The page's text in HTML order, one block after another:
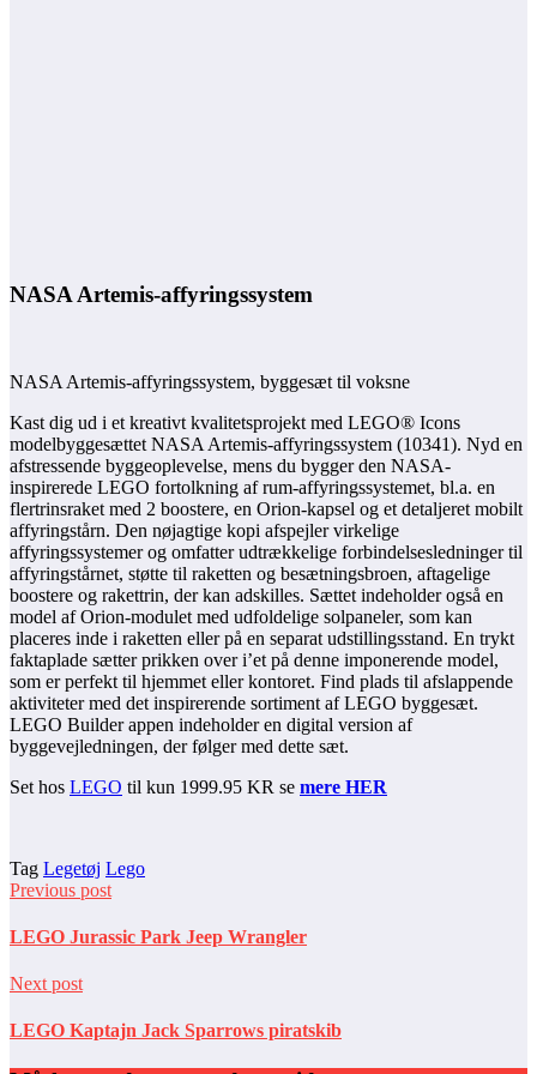
NASA Artemis-affyringssystem
NASA Artemis-affyringssystem, byggesæt til voksne
Kast dig ud i et kreativt kvalitetsprojekt med LEGO® Icons
modelbyggesættet NASA Artemis-affyringssystem (10341). Nyd en
afstressende byggeoplevelse, mens du bygger den NASA-
inspirerede LEGO fortolkning af rum-affyringssystemet, bl.a. en
flertrinsraket med 2 boostere, en Orion-kapsel og et detaljeret mobilt
affyringstårn. Den nøjagtige kopi afspejler virkelige
affyringssystemer og omfatter udtrækkelige forbindelsesledninger til
affyringstårnet, støtte til raketten og besætningsbroen, aftagelige
boostere og rakettrin, der kan adskilles. Sættet indeholder også en
model af Orion-modulet med udfoldelige solpaneler, som kan
placeres inde i raketten eller på en separat udstillingsstand. En trykt
faktaplade sætter prikken over i’et på denne imponerende model,
som er perfekt til hjemmet eller kontoret. Find plads til afslappende
aktiviteter med det inspirerende sortiment af LEGO byggesæt.
LEGO Builder appen indeholder en digital version af
byggevejledningen, der følger med dette sæt.
Set hos LEGO til kun 1999.95 KR se mere HER
Tag Legetøj Lego
Previous post
LEGO Jurassic Park Jeep Wrangler
Next post
LEGO Kaptajn Jack Sparrows piratskib